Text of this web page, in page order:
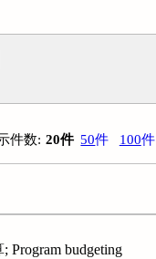
件数: 20件 50件 100件
budgeting